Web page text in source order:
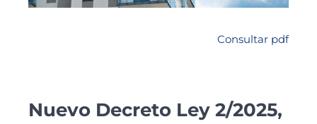
Consultar pdf
Nuevo Decreto Ley 2/2025,